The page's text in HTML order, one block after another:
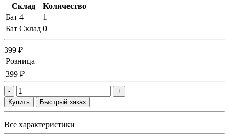
Склад
Количество
Бат 4
1
Бат Склад 0
399 ₽
Розница
399 ₽
-
+
Купить
Быстрый заказ
Все характеристики